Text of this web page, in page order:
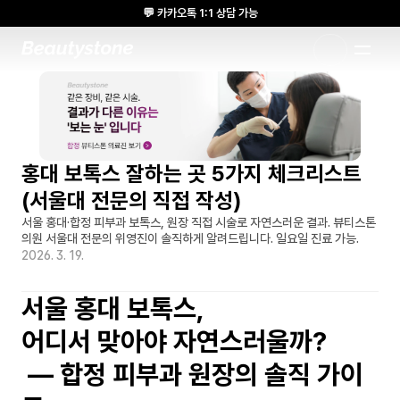
홍대 보톡스 잘하는 곳 5가지 체크리스트
(서울대 전문의 직접 작성)
서울 홍대·합정 피부과 보톡스, 원장 직접 시술로 자연스러운 결과. 뷰티스톤
의원 서울대 전문의 위영진이 솔직하게 알려드립니다. 일요일 진료 가능.
2026. 3. 19.
서울 홍대 보톡스,
어디서 맞아야 자연스러울까?
💬 카카오톡 1:1 상담 가능
🌸 뷰티스톤의원 메디톡스 방콕 Cadaver workshop 참석 🌸